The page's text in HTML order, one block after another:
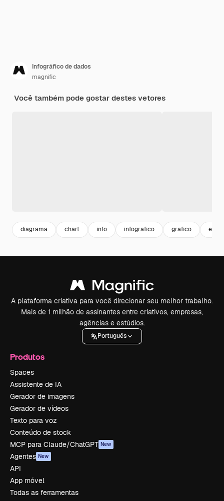
Infográfico de dados
magnific
Você também pode gostar destes vetores
diagrama chart info infografico grafico
A plataforma criativa para você direcionar seu melhor trabalho.
Mais de 1 milhão de assinantes entre criativos, empresas,
agências e estúdios.
Português
Produtos
Spaces
Assistente de IA
Gerador de imagens
Gerador de vídeos
Texto para voz
Conteúdo de stock
MCP para Claude/ChatGPT New
Agentes New
API
App móvel
Todas as ferramentas